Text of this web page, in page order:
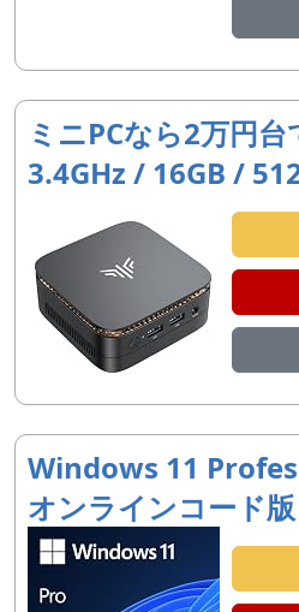
ミニPCなら2万円
3.4GHz / 16GB /
Windows 11
オンラインコード版